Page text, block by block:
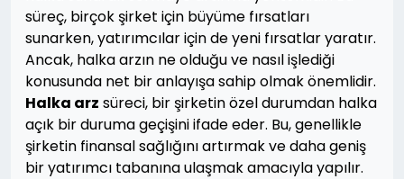
süreç, birçok şirket için büyüme fırsatları
sunarken, yatırımcılar için de yeni fırsatlar yaratır.
Ancak, halka arzın ne olduğu ve nasıl işlediği
konusunda net bir anlayışa sahip olmak önemlidir.
Halka arz süreci, bir şirketin özel durumdan halka
açık bir duruma geçişini ifade eder. Bu, genellikle
şirketin finansal sağlığını artırmak ve daha geniş
bir yatırımcı tabanına ulaşmak amacıyla yapılır.